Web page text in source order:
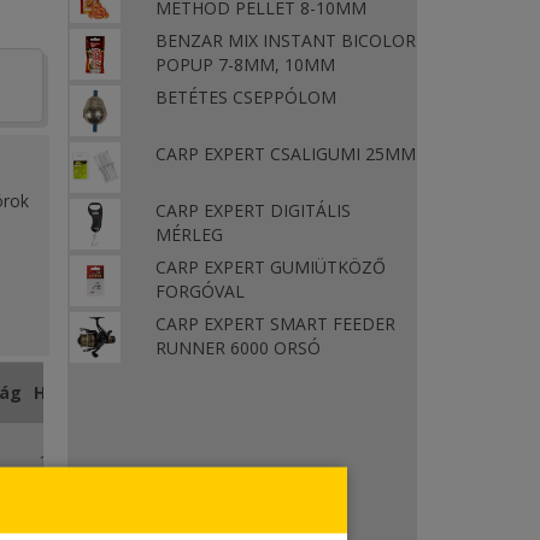
Hossz
150 m
150 m
METHOD PELLET 8-10MM
BENZAR MIX INSTANT BICOLOR
POPUP 7-8MM, 10MM
BETÉTES CSEPPÓLOM
CARP EXPERT CSALIGUMI 25MM
CARP EXPERT DIGITÁLIS
MÉRLEG
CARP EXPERT GUMIÜTKÖZŐ
FORGÓVAL
CARP EXPERT SMART FEEDER
RUNNER 6000 ORSÓ